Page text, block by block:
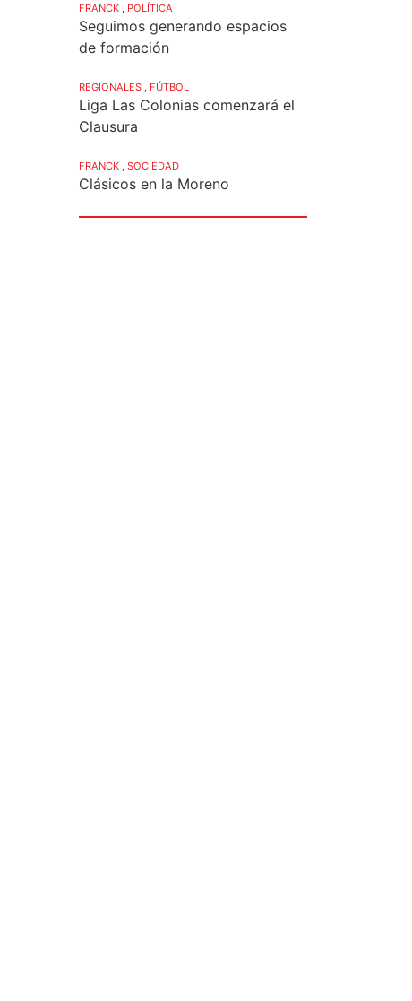
FRANCK POLÍTICA
Seguimos generando espacios
de formación
REGIONALES FÚTBOL
Liga Las Colonias comenzará el
Clausura
FRANCK SOCIEDAD
Clásicos en la Moreno